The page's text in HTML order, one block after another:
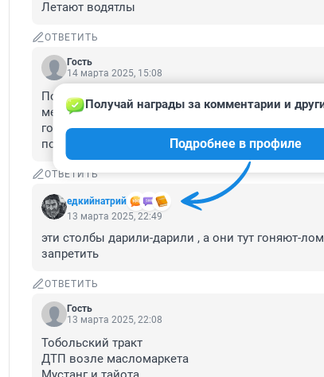
Летают водятлы
ОТВЕТИТЬ
Гость
14 марта 2025, 15:08
Подорожником там не обойтись .Бедная
месте когда она лежала на холодном освальте
головы текла кровь .Ребята приехали и
поосто шел видимо с магазина а тут горе
ОТВЕТИТЬ
едкийнатрий
Получай награды за комментарии и
Подробнее в профиле
13 марта 2025, 22:49
эти столбы дарили-дарили , а они тут гоняют-
запретить
ОТВЕТИТЬ
Гость
13 марта 2025, 22:08
Тобольский тракт
ДТП возле масломаркета